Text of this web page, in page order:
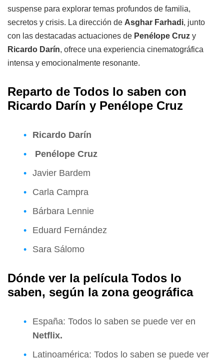
suspense para explorar temas profundos de familia,
secretos y crisis. La dirección de Asghar Farhadi, junto
con las destacadas actuaciones de Penélope Cruz y
Ricardo Darín, ofrece una experiencia cinematográfica
intensa y emocionalmente resonante.
Reparto de Todos lo saben con
Ricardo Darín y Penélope Cruz
Ricardo Darín
Penélope Cruz
Javier Bardem
Carla Campra
Bárbara Lennie
Eduard Fernández
Sara Sálomo
Dónde ver la película Todos lo
saben, según la zona geográfica
España: Todos lo saben se puede ver en
Netflix.
Latinoamérica: Todos lo saben se puede ver